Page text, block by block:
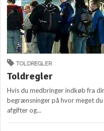
TOLDREGLER
Toldregler
Hvis du medbringer indkøb fra
begrænsninger på hvor meget
afgifter og...